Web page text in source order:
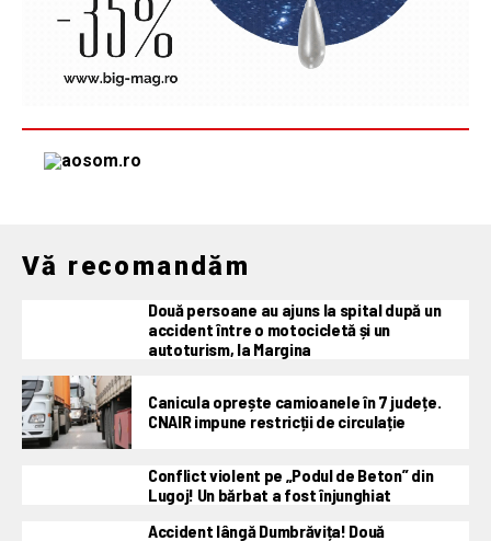
Vă recomandăm
Două persoane au ajuns la spital după un
accident între o motocicletă și un
autoturism, la Margina
Canicula oprește camioanele în 7 județe.
CNAIR impune restricții de circulație
Conflict violent pe „Podul de Beton” din
Lugoj! Un bărbat a fost înjunghiat
Accident lângă Dumbrăvița! Două